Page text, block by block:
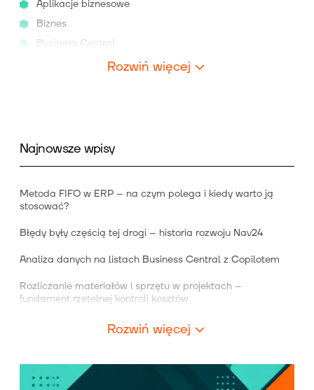
Aplikacje biznesowe
Biznes
Business Central
Rozwiń więcej
Najnowsze wpisy
Metoda FIFO w ERP – na czym polega i kiedy warto ją
stosować?
Błędy były częścią tej drogi – historia rozwoju Nav24
Analiza danych na listach Business Central z Copilotem
Rozliczanie materiałów i sprzętu w projektach –
fundament rzetelnej kontroli kosztów
Rozwiń więcej